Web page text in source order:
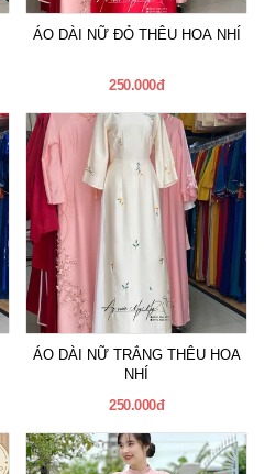
ÁO DÀI NỮ ĐỎ THÊU HOA NHÍ
250.000đ
ÁO DÀI NỮ TRẮNG THÊU HOA
NHÍ
250.000đ